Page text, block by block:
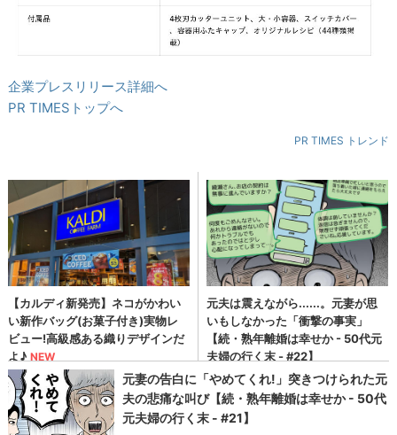
企業プレスリリース詳細へ
PR TIMESトップへ
PR TIMES トレンド